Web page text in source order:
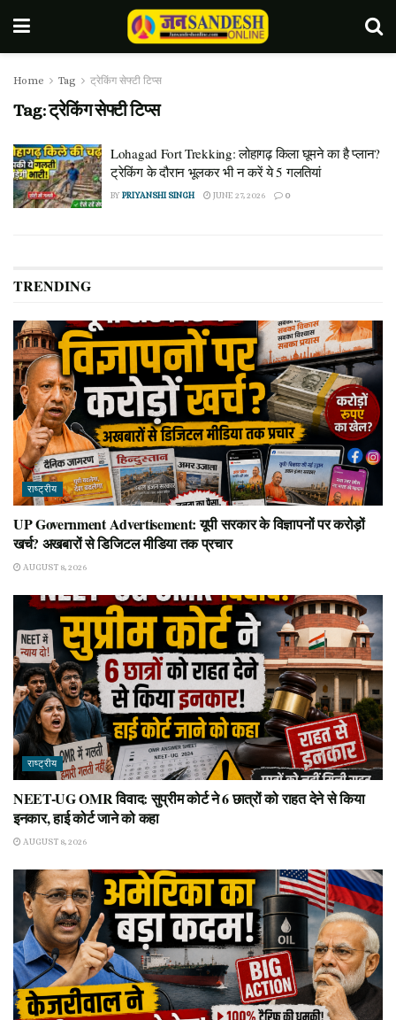
Home Tag ट्रेकिंग सेफ्टी टिप्स
Tag:ट्रेकिंग सेफ्टी टिप्स
Lohagad Fort Trekking: लोहागढ़ किला घूमने का है प्लान?
ट्रेकिंग के दौरान भूलकर भी न करें ये 5 गलतियां
BYPRIYANSHI SINGH JUNE 27, 2026 0
TRENDING
राष्ट्रीय
UP Government Advertisement: यूपी सरकार के विज्ञापनों पर करोड़ों
खर्च? अखबारों से डिजिटल मीडिया तक प्रचार
AUGUST 8, 2026
राष्ट्रीय
NEET-UG OMR विवाद: सुप्रीम कोर्ट ने 6 छात्रों को राहत देने से किया
इनकार, हाई कोर्ट जाने को कहा
AUGUST 8, 2026